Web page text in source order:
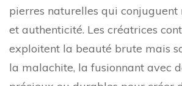
pierres naturelles qui conjuguent
et authenticité. Les créatrices
exploitent la beauté brute mais
la malachite, la fusionnant avec